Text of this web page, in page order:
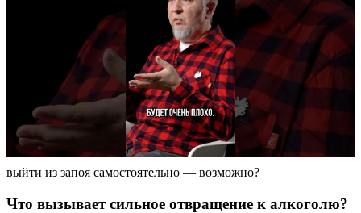
выйти из запоя самостоятельно — возможно?
Что вызывает сильное отвращение к алкоголю?